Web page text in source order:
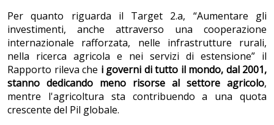
Per quanto riguarda il Target 2.a, “Aumentare gli
investimenti, anche attraverso una cooperazione
internazionale rafforzata, nelle infrastrutture rurali,
nella ricerca agricola e nei servizi di estensione” il
Rapporto rileva che i governi di tutto il mondo, dal 2001,
stanno dedicando meno risorse al settore agricolo,
mentre l'agricoltura sta contribuendo a una quota
crescente del Pil globale.